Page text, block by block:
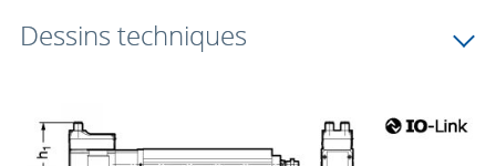
Dessins techniques